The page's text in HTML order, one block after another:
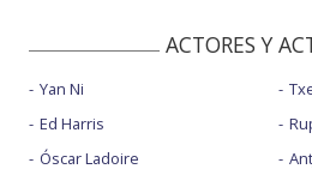
ACTORES Y
Yan Ni
Ed Harris
Óscar Ladoire